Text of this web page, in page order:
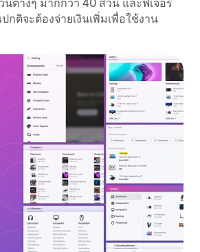
ติจะต้องจ่ายเงินเพิ่มเพื่อใช้งาน